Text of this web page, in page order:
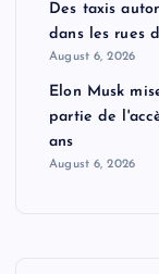
Des taxis
dans les rues
August 6, 2026
Elon Musk
partie de
ans
August 6, 2026